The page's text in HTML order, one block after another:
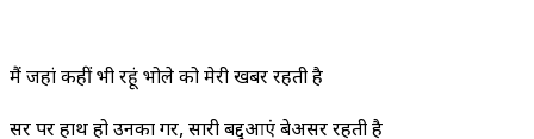
मैं जहां कहीं भी रहूं भोले को मेरी खबर रहती है
सर पर हाथ हो उनका गर, सारी बद्दुआएं बेअसर रहती है